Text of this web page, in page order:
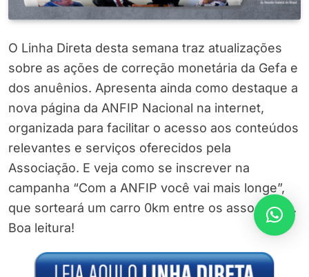
O Linha Direta desta semana traz atualizações
sobre as ações de correção monetária da Gefa e
dos anuênios. Apresenta ainda como destaque a
nova página da ANFIP Nacional na internet,
organizada para facilitar o acesso aos conteúdos
relevantes e serviços oferecidos pela
Associação. E veja como se inscrever na
campanha “Com a ANFIP você vai mais longe”,
que sorteará um carro 0km entre os associados.
Boa leitura!